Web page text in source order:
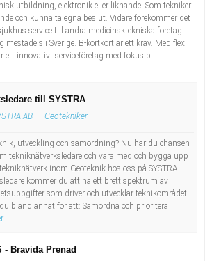
utbildning, elektronik eller liknande. Som tekniker
och kunna ta egna beslut. Vidare förekommer det
service till andra medicinsktekniska företag.
mestadels i Sverige. B-körtkort är ett krav. Mediflex
ett innovativt serviceföretag med fokus p...
till SYSTRA
AB Geotekniker
utveckling och samordning? Nu har du chansen
tekniknätverksledare och vara med och bygga upp
inom Geoteknik hos oss på SYSTRA! I
kommer du att ha ett brett spektrum av
som driver och utvecklar teknikområdet
bland annat för att: Samordna och prioritera
- Bravida Prenad